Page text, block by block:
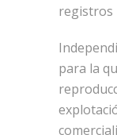
registros
para la